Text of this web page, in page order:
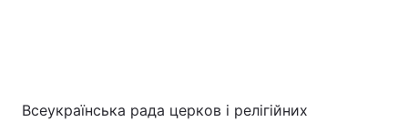
Всеукраїнська рада церков і релігійних